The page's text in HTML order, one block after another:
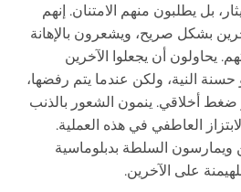
بل يطلبون منهم الامتنان. إنهم
بشكل صريح، ويشعرون بالإهانة
يحاولون أن يجعلوا الآخرين
حسنة النية، ولكن عندما يتم رفضها،
ضغط أخلاقي. ينمون الشعور بالذنب
العاطفي في هذه العملية.
السلطة بدبلوماسية
على الآخرين.